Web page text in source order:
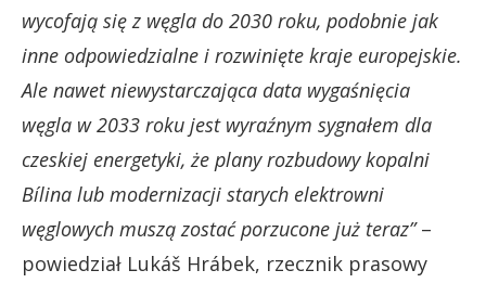
wycofają się z węgla do 2030 roku, podobnie jak
inne odpowiedzialne i rozwinięte kraje europejskie.
Ale nawet niewystarczająca data wygaśnięcia
węgla w 2033 roku jest wyraźnym sygnałem dla
czeskiej energetyki, że plany rozbudowy kopalni
Bílina lub modernizacji starych elektrowni
węglowych muszą zostać porzucone już teraz”–
powiedział Lukáš Hrábek, rzecznik prasowy